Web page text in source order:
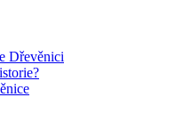
Dřevěnici